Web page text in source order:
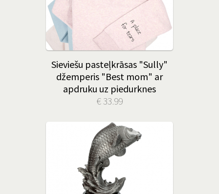
Sieviešu pasteļkrāsas "Sully"
džemperis "Best mom" ar
apdruku uz piedurknes
€ 33.99